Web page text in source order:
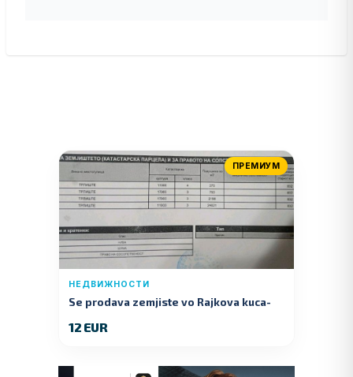
ПРЕМИУМ
НЕДВИЖНОСТИ
Se prodava zemjiste vo Rajkova kuca-
12 EUR